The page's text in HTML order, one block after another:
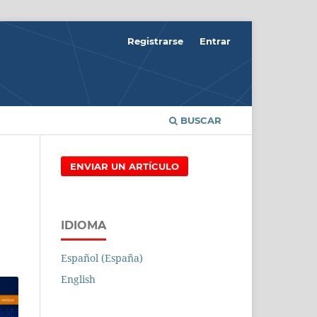
BUSCAR
Registrarse Entrar
ENVIAR UN ARTÍCULO
IDIOMA
Español (España)
English